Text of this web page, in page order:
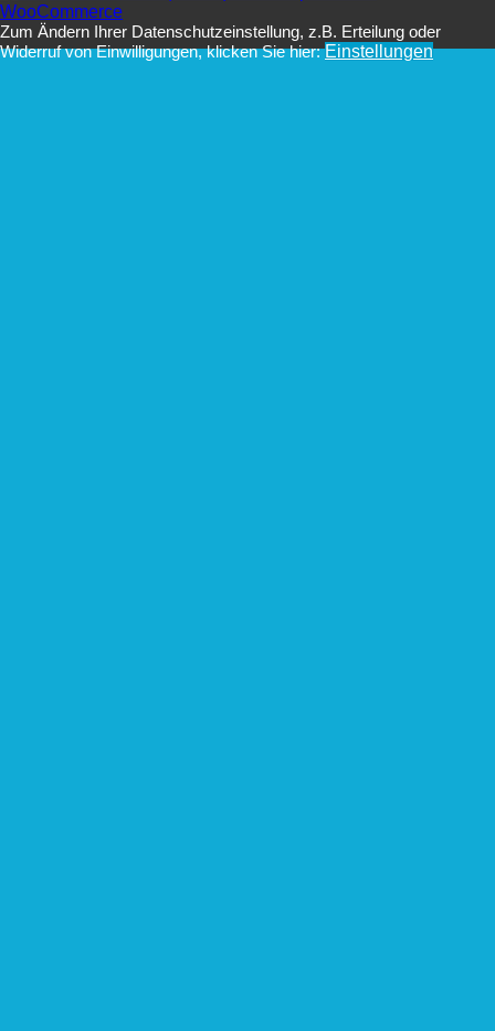
Zum Ändern Ihrer Datenschutzeinstellung, z.B. Erteilung oder
Widerruf von Einwilligungen, klicken Sie hier:Einstellungen